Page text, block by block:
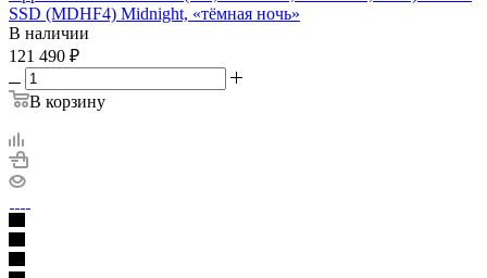
SSD (MDHF4) Midnight, «тёмная ночь»
В наличии
121 490 ₽
В корзину